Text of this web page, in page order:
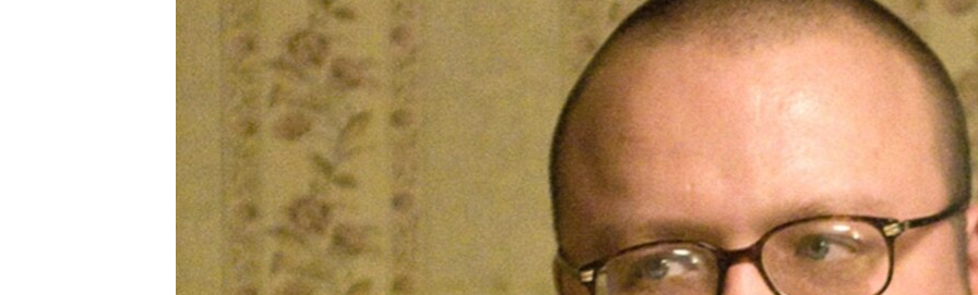
ПОДПИШИТЕСЬ НА РАССЫЛКУ